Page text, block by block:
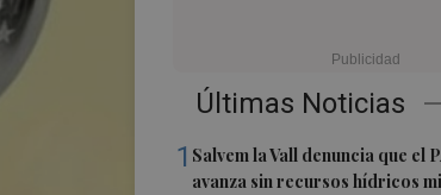
Últimas Noticias
1 Salvem la Vall denuncia que el
avanza sin recursos hídricos